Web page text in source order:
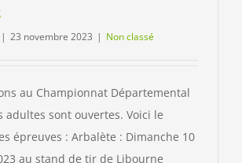
| 23 novembre 2023 | Non classé
au Championnat Départemental
adultes sont ouvertes. Voici le
épreuves : Arbalète : Dimanche 10
au stand de tir de Libourne